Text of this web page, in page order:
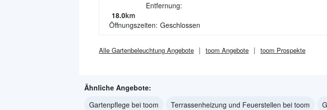
Entfernung:
18.0km
Öffnungszeiten: Geschlossen
Alle Gartenbeleuchtung Angebote toom Angebote toom Prospekte
Ähnliche Angebote:
Gartenpflege bei toom
Terrassenheizung und Feuerstellen bei toom